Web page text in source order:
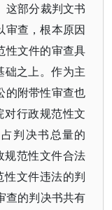
这部分裁判文书
审查，根本原因
性文件的审查具
础之上。作为主
的附带性审查也
行政规范性文
判决书总量的
规范性文件合法
文件违法的判
查的判决书共有